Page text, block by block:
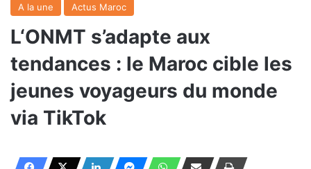
A la une Actus Maroc
L‘ONMT s’adapte aux
tendances : le Maroc cible les
jeunes voyageurs du monde
via TikTok